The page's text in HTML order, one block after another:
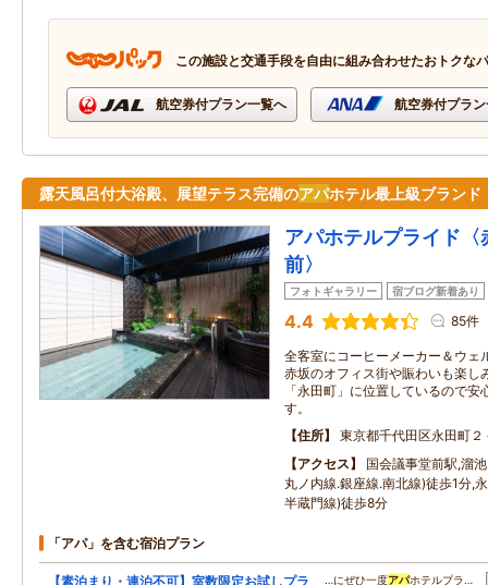
この施設と交通手段を自由に組み合わせたおトクな
航空券付プラン一覧へ 航空券付プラ
露天風呂付大浴殿、展望テラス完備のアパホテル最上級ブランド
アパホテルプライド〈
前〉
フォトギャラリー 宿ブログ新着あり
4.4 85件
全客室にコーヒーメーカー＆ウェ
赤坂のオフィス街や賑わいも楽し
「永田町」に位置しているので
す。
住所
東京都千代田区永田町２
アクセス
国会議事堂前駅,溜
丸ノ内線.銀座線.南北線)徒歩1分,
半蔵門線)徒歩8分
「アパ」を含む宿泊プラン
【素泊まり・連泊不可】室数限定お試しプラ
…にぜひ一度アパホテルプラ…